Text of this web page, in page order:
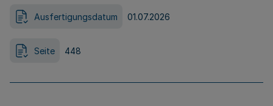
Ausfertigungsdatum 01.07.2026
Seite 448